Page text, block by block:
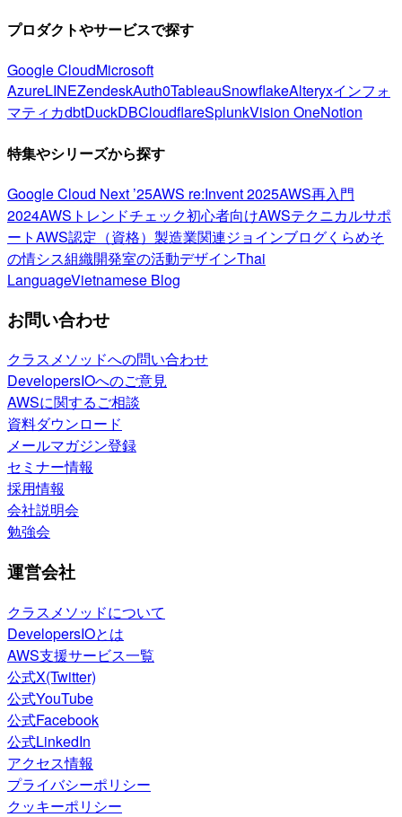
プロダクトやサービスで探す
Google CloudMicrosoft
AzureLINEZendeskAuth0TableauSnowflakeAlteryxインフォ
マティカdbtDuckDBCloudflareSplunkVision OneNotion
特集やシリーズから探す
Google Cloud Next ’25AWS re:Invent 2025AWS再入門
2024AWSトレンドチェック初心者向けAWSテクニカルサポ
ートAWS認定（資格） 製造業関連ジョインブログくらめそ
の情シス組織開発室の活動デザインThai
LanguageVietnamese Blog
お問い合わせ
クラスメソッドへの問い合わせ
DevelopersIOへのご意見
AWSに関するご相談
資料ダウンロード
メールマガジン登録
セミナー情報
採用情報
会社説明会
勉強会
運営会社
クラスメソッドについて
DevelopersIOとは
AWS支援サービス一覧
公式X(Twitter)
公式YouTube
公式Facebook
公式LinkedIn
アクセス情報
プライバシーポリシー
クッキーポリシー